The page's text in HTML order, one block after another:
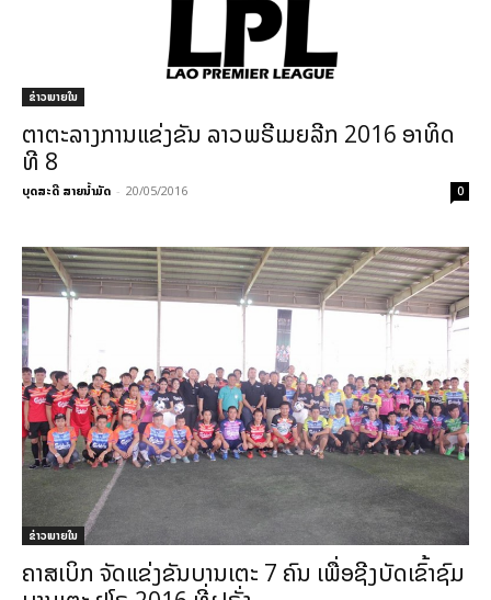
ຂ່າວພາຍ​ໃນ
ຕາຕະລາງການແຂ່ງຂັນ ລາວພຣີເມຍລີກ 2016 ອາທິດ
ທີ 8
ບຸດສະດີ ສາຍນ້ຳມັດ - 20/05/2016 0
ຂ່າວພາຍ​ໃນ
ຄາສເບິກ ຈັດແຂ່ງຂັນບານເຕະ 7 ຄົນ ເພື່ອຊີງບັດເຂົ້າຊົມ